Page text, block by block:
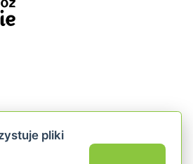
pliki